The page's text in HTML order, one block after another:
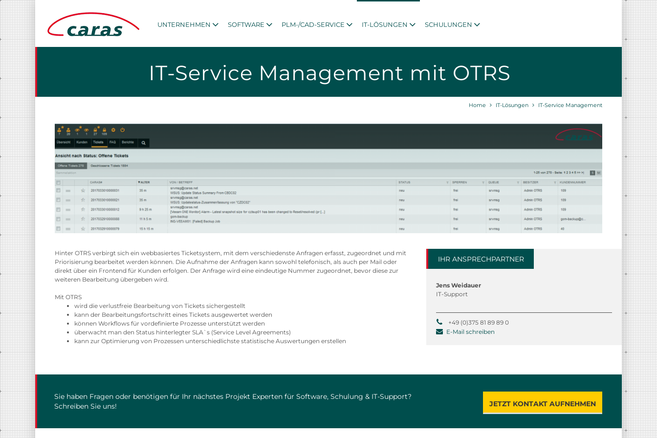
UNTERNEHMEN SOFTWARE PLM-/CAD-SERVICE IT-LÖSUNGEN SCHULUNGEN
IT-Service Management mit OTRS
Home IT-Lösungen IT-Service Management
Hinter OTRS verbirgt sich ein webbasiertes Ticketsystem, mit dem verschiedenste Anfragen erfasst, zugeordnet und mit
Priorisierung bearbeitet werden können. Die Aufnahme der Anfragen kann sowohl telefonisch, als auch per Mail oder
direkt über ein Frontend für Kunden erfolgen. Der Anfrage wird eine eindeutige Nummer zugeordnet, bevor diese zur
weiteren Bearbeitung übergeben wird.
Mit OTRS
wird die verlustfreie Bearbeitung von Tickets sichergestellt
kann der Bearbeitungsfortschritt eines Tickets ausgewertet werden
können Workflows für vordefinierte Prozesse unterstützt werden
überwacht man den Status hinterlegter SLA`s (Service Level Agreements)
kann zur Optimierung von Prozessen unterschiedlichste statistische Auswertungen erstellen
IHR ANSPRECHPARTNER
Jens Weidauer
IT-Support
+49 (0)375 81 89 89 0
E-Mail schreiben
Sie haben Fragen oder benötigen für Ihr nächstes Projekt Experten für Software, Schulung & IT-Support?
Schreiben Sie uns!
JETZT KONTAKT AUFNEHMEN